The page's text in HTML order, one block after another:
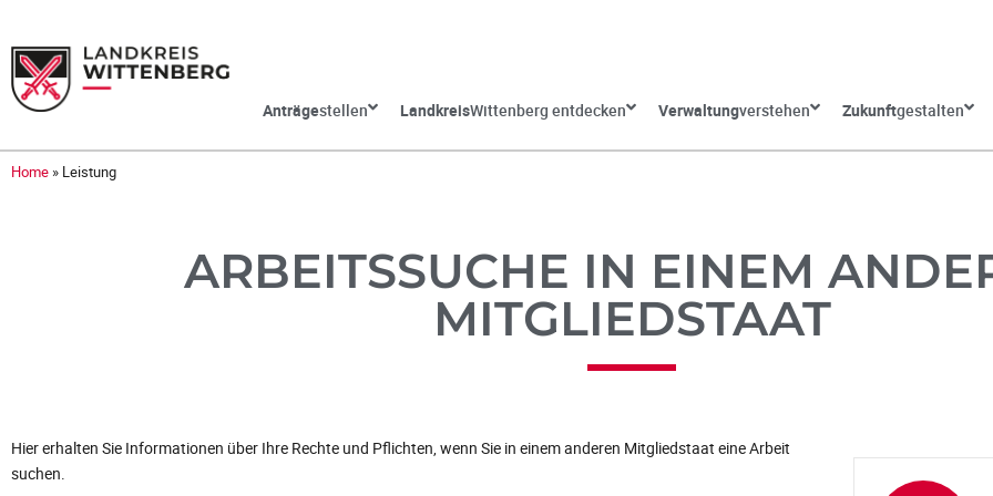
Anträgestellen LandkreisWittenberg entdecken Verwaltungverstehen Zukunftgestalten
Home » Leistung
ARBEITSSUCHE IN EINEM
MITGLIEDSTAAT
Hier erhalten Sie Informationen über Ihre Rechte und Pflichten, wenn Sie in einem anderen Mitgliedstaat eine Arbeit
suchen.